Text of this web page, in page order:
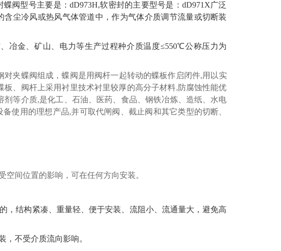
蝶阀型号主要是：dD973H,软密封的主要型号是：dD971 X广泛
尘冷风或热风气体管道中，作为气体介质调节流量或切断装
冶金、矿山、电力等生产过程种介质温度≤550℃公称压力为
对夹蝶阀组成，蝶阀是用阀杆一起转动的蝶板作启闭件,用以实
、阀杆上采用衬里技术衬里较厚的高分子材料,防腐蚀性能优
等介质,是化工、石油、医药、食品、钢铁冶炼、造纸、水电
使用的理想产品,并可取代闸阀、截止阀和其它类型的切断、
间位置的影响，可在任何方向安装。
，结构紧凑、重量轻、便于安装、流阻小、流通量大，避免高
，不受介质流向影响。